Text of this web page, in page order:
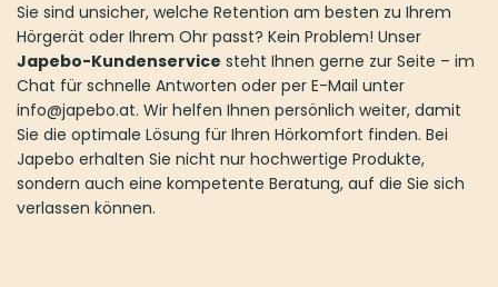
Sie sind unsicher, welche Retention am besten zu Ihrem
Hörgerät oder Ihrem Ohr passt? Kein Problem! Unser
Japebo-Kundenservice steht Ihnen gerne zur Seite – im
Chat für schnelle Antworten oder per E-Mail unter
info@japebo.at. Wir helfen Ihnen persönlich weiter, damit
Sie die optimale Lösung für Ihren Hörkomfort finden. Bei
Japebo erhalten Sie nicht nur hochwertige Produkte,
sondern auch eine kompetente Beratung, auf die Sie sich
verlassen können.